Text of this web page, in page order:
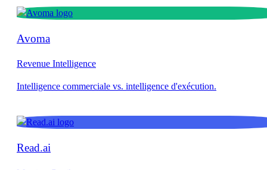
Avoma
Revenue Intelligence
Read.ai